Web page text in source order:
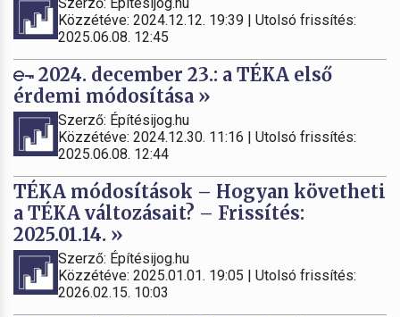
Közzétéve: 2024.12.12. 19:39 | Utolsó frissítés:
2025.06.08. 12:45
2024. december 23.: a TÉKA első
érdemi módosítása »
Szerző: Építésijog.hu
Közzétéve: 2024.12.30. 11:16 | Utolsó frissítés:
2025.06.08. 12:44
TÉKA módosítások – Hogyan követheti
a TÉKA változásait? – Frissítés:
2025.01.14. »
Szerző: Építésijog.hu
Közzétéve: 2025.01.01. 19:05 | Utolsó frissítés:
2026.02.15. 10:03